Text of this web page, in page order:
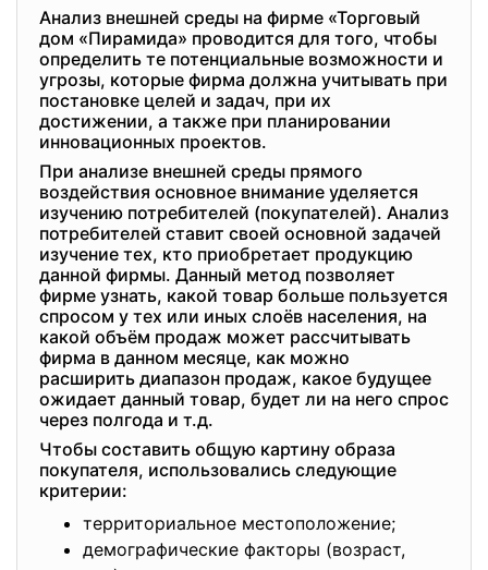
Анализ внешней среды на фирме «Торговый
дом «Пирамида» проводится для того, чтобы
определить те потенциальные возможности и
угрозы, которые фирма должна учитывать при
постановке целей и задач, при их
достижении, а также при планировании
инновационных проектов.
При анализе внешней среды прямого
воздействия основное внимание уделяется
изучению потребителей (покупателей). Анализ
потребителей ставит своей основной задачей
изучение тех, кто приобретает продукцию
данной фирмы. Данный метод позволяет
фирме узнать, какой товар больше пользуется
спросом у тех или иных слоёв населения, на
какой объём продаж может рассчитывать
фирма в данном месяце, как можно
расширить диапазон продаж, какое будущее
ожидает данный товар, будет ли на него спрос
через полгода и т.д.
Чтобы составить общую картину образа
покупателя, использовались следующие
критерии:
территориальное местоположение;
демографические факторы (возраст,